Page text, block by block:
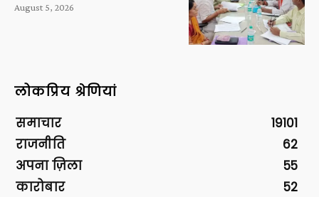
August 5, 2026
लोकप्रिय श्रेणियां
समाचार
19101
राजनीति
62
अपना ज़िला
55
कारोबार
52